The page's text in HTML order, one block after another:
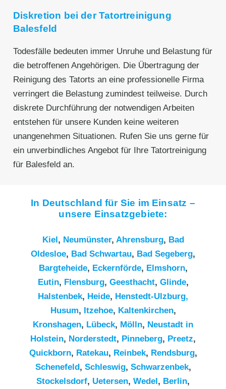
Diskretion bei der Tatortreinigung
Balesfeld
Todesfälle bedeuten immer Unruhe und Belastung für
die betroffenen Angehörigen. Die Übertragung der
Reinigung des Tatorts an eine professionelle Firma
verringert die Belastung zumindest teilweise. Durch
diskrete Durchführung der notwendigen Arbeiten
entstehen für unsere Kunden keine weiteren
unangenehmen Situationen. Rufen Sie uns gerne für
ein unverbindliches Angebot für Ihre Tatortreinigung
für Balesfeld an.
In Deutschland für Sie im Einsatz –
unsere Einsatzgebiete:
Kiel, Neumünster, Ahrensburg, Bad
Oldesloe, Bad Schwartau, Bad Segeberg,
Bargteheide, Eckernförde, Elmshorn,
Eutin, Flensburg, Geesthacht, Glinde,
Halstenbek, Heide, Henstedt-Ulzburg,
Husum, Itzehoe, Kaltenkirchen,
Kronshagen, Lübeck, Mölln, Neustadt in
Holstein, Norderstedt, Pinneberg, Preetz,
Quickborn, Ratekau, Reinbek, Rendsburg,
Schenefeld, Schleswig, Schwarzenbek,
Stockelsdorf, Uetersen, Wedel, Berlin,